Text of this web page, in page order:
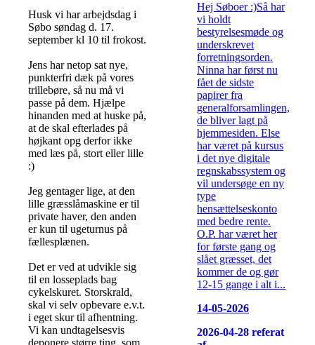
Husk vi har arbejdsdag i
Søbo søndag d. 17.
september kl 10 til frokost.
Jens har netop sat nye,
punkterfri dæk på vores
trillebøre, så nu må vi
passe på dem. Hjælpe
hinanden med at huske på,
at de skal efterlades på
højkant opg derfor ikke
med læs på, stort eller lille
:)
Jeg gentager lige, at den
lille græsslåmaskine er til
private haver, den anden
er kun til ugeturnus på
fællesplænen.
Det er ved at udvikle sig
til en losseplads bag
cykelskuret. Storskrald,
skal vi selv opbevare e.v.t.
i eget skur til afhentning.
Vi kan undtagelsesvis
deponere større ting, som
Hej Søboer :)Så har
vi holdt
bestyrelsesmøde og
underskrevet
forretningsorden.
Ninna har først nu
fået de sidste
papirer fra
generalforsamlingen,
de bliver lagt på
hjemmesiden. Else
har været på kursus
i det nye digitale
regnskabssystem og
vil undersøge en ny
type
hensættelseskonto
med bedre rente.
O.P. har været her
for første gang og
slået græsset, det
kommer de og gør
12-15 gange i alt i...
14-05-2026
2026-04-28 referat